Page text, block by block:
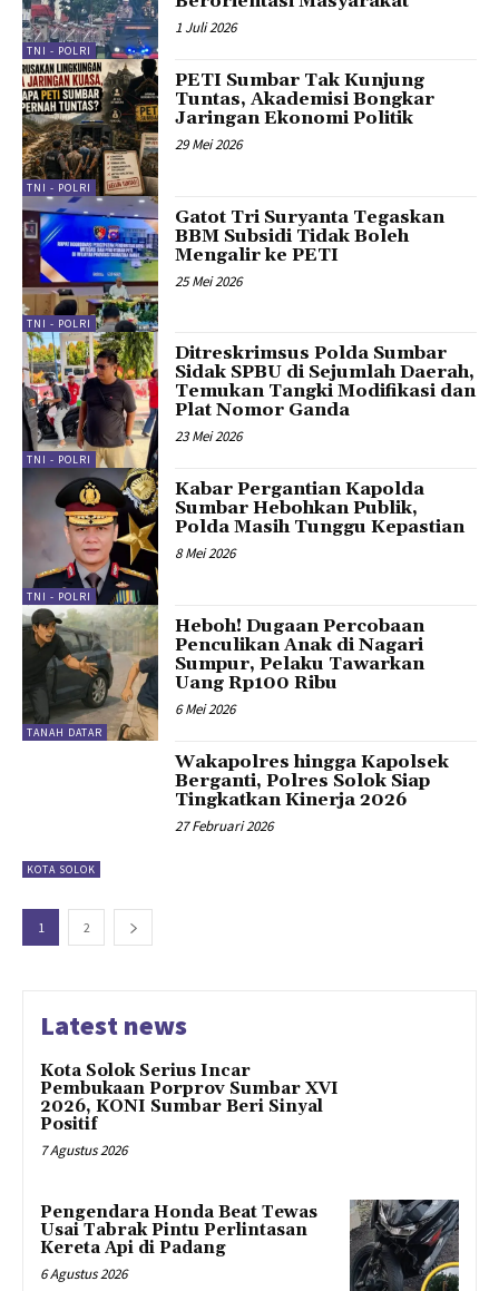
TNI - POLRI
1 Juli 2026
TNI - POLRI
PETI Sumbar Tak Kunjung
Tuntas, Akademisi Bongkar
Jaringan Ekonomi Politik
29 Mei 2026
TNI - POLRI
Gatot Tri Suryanta Tegaskan
BBM Subsidi Tidak Boleh
Mengalir ke PETI
25 Mei 2026
TNI - POLRI
Ditreskrimsus Polda Sumbar
Sidak SPBU di Sejumlah Daerah,
Temukan Tangki Modifikasi dan
Plat Nomor Ganda
23 Mei 2026
TNI - POLRI
Kabar Pergantian Kapolda
Sumbar Hebohkan Publik,
Polda Masih Tunggu Kepastian
8 Mei 2026
TANAH DATAR
Heboh! Dugaan Percobaan
Penculikan Anak di Nagari
Sumpur, Pelaku Tawarkan
Uang Rp100 Ribu
6 Mei 2026
KOTA SOLOK
Wakapolres hingga Kapolsek
Berganti, Polres Solok Siap
Tingkatkan Kinerja 2026
27 Februari 2026
1 2
Latest news
Kota Solok Serius Incar
Pembukaan Porprov Sumbar XVI
2026, KONI Sumbar Beri Sinyal
Positif
7 Agustus 2026
Pengendara Honda Beat Tewas
Usai Tabrak Pintu Perlintasan
Kereta Api di Padang
6 Agustus 2026